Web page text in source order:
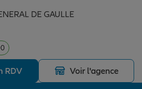
de compagnie
DE GAULLE
RDV Voir l'agence